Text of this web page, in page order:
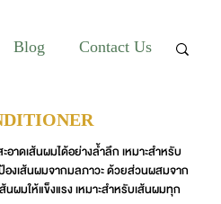
Blog Contact Us
าดเส้นผมได้อย่างล้ำลึก เหมาะสำหรับ
งเส้นผมจากมลภาวะ ด้วยส่วนผสมจาก
นผมให้แข็งแรง เหมาะสำหรับเส้นผมทุก